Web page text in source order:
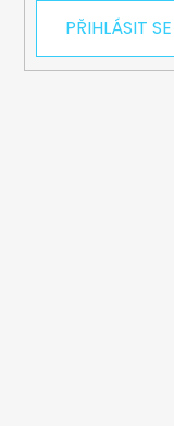
PŘIHLÁSIT SE